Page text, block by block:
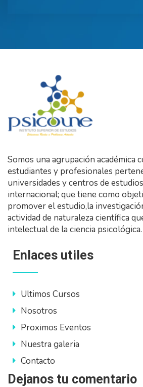
Somos una agrupación académica
estudiantes y profesionales
universidades y centros de
internacional; que tiene como
promover el estudio,la
actividad de naturaleza científica
intelectual de la ciencia psicológica.
Enlaces utiles
Ultimos Cursos
Nosotros
Proximos Eventos
Nuestra galeria
Contacto
Dejanos tu comentario